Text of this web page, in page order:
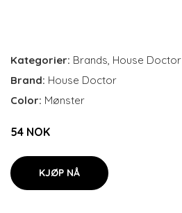
Kategorier: Brands, House Doctor
Brand: House Doctor
Color: Mønster
54 NOK
KJØP NÅ